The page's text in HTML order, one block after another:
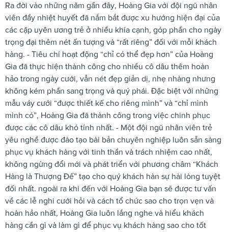
Ra đời vào những năm gần đây, Hoàng Gia với đội ngũ nhân
viên đầy nhiệt huyết đã nắm bắt được xu hướng hiện đại của
các cặp uyên ương trẻ ở nhiều khía cạnh, góp phần cho ngày
trọng đại thêm nét ấn tượng và “rất riêng” đối với mỗi khách
hàng. - Tiêu chí hoạt động “chỉ có thể đẹp hơn” của Hoàng
Gia đã thực hiện thành công cho nhiều cô dâu thêm hoàn
hảo trong ngày cưới, vẫn nét đẹp giản dị, nhẹ nhàng nhưng
không kém phần sang trọng và quý phái. Đặc biệt với những
mẫu váy cưới “được thiết kế cho riêng mình” và “chỉ mình
mình có”, Hoàng Gia đã thành công trong việc chinh phục
được các cô dâu khó tính nhất. - Một đội ngũ nhân viên trẻ
yêu nghề được đào tạo bài bản chuyên nghiệp luôn sẵn sàng
phục vụ khách hàng với tinh thần và trách nhiệm cao nhất,
không ngừng đổi mới và phát triển với phương châm “Khách
Hàng là Thượng Đế” tạo cho quý khách hàn sự hài lòng tuyệt
đối nhất. ngoài ra khi đến với Hoàng Gia bạn sẽ được tư vấn
về các lễ nghi cưới hỏi và cách tổ chức sao cho trọn vẹn và
hoàn hảo nhất, Hoàng Gia luôn lắng nghe và hiểu khách
hàng cần gì và làm gì để phục vụ khách hàng sao cho tốt